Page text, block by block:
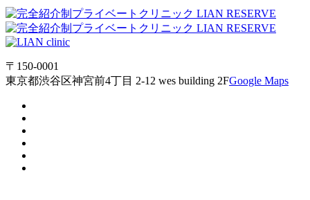
〒150-0001
東京都渋谷区神宮前4丁目 2-12 wes building 2FGoogle Maps